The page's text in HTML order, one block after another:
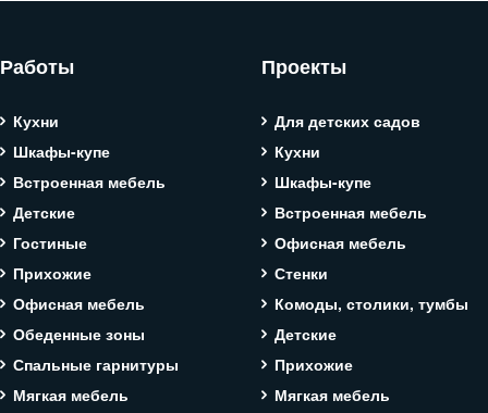
Работы
Кухни
Шкафы-купе
Встроенная мебель
Детские
Гостиные
Прихожие
Офисная мебель
Обеденные зоны
Спальные гарнитуры
Мягкая мебель
Проекты
Для детских садов
Кухни
Шкафы-купе
Встроенная мебель
Офисная мебель
Стенки
Комоды, столики, тумбы
Детские
Прихожие
Мягкая мебель